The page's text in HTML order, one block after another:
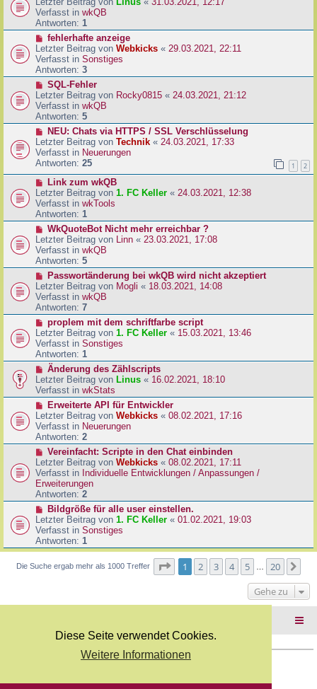
Diese Seite verwendet Cookies.
Weitere Informationen
a
g
i
t
r
a
g
u
e
r
B
e
i
t
a
g
Verfasst in wkQB
Antworten: 1
N
e
u
e
r
B
e
i
t
a
g
fehlerhafte anzeige
Letzter Beitrag von Webkicks « 29.03.2021, 22:11
Verfasst in Sonstiges
Antworten: 3
N
e
u
e
r
B
e
i
t
a
g
SQL-Fehler
Letzter Beitrag von Rocky0815 « 24.03.2021, 21:12
Verfasst in wkQB
Antworten: 5
N
e
u
e
r
B
e
i
t
a
g
NEU: Chats via HTTPS / SSL Verschlüsselung
Letzter Beitrag von Technik « 24.03.2021, 17:33
Verfasst in Neuerungen
Antworten: 25 1 2
N
e
u
e
r
B
e
i
t
a
g
Link zum wkQB
Letzter Beitrag von 1. FC Keller « 24.03.2021, 12:38
Verfasst in wkTools
Antworten: 1
N
e
u
e
r
B
e
i
t
a
g
WkQuoteBot Nicht mehr erreichbar ?
Letzter Beitrag von Linn « 23.03.2021, 17:08
Verfasst in wkQB
Antworten: 5
N
e
u
e
r
B
e
i
t
a
g
Passwortänderung bei wkQB wird nicht akzeptiert
Letzter Beitrag von Mogli « 18.03.2021, 14:08
Verfasst in wkQB
Antworten: 7
N
e
u
e
r
B
e
i
r
a
g
proplem mit dem schriftfarbe script
Letzter Beitrag von 1. FC Keller « 15.03.2021, 13:46
Verfasst in Sonstiges
Antworten: 1
N
e
u
e
r
B
e
i
r
a
g
Änderung des Zählscripts
Letzter Beitrag von Linus « 16.02.2021, 18:10
Verfasst in wkStats
N
e
u
e
r
B
e
i
t
r
a
g
Erweiterte API für Entwickler
Letzter Beitrag von Webkicks « 08.02.2021, 17:16
Verfasst in Neuerungen
Antworten: 2
N
e
u
e
r
B
e
i
t
r
g
Vereinfacht: Scripte in den Chat einbinden
Letzter Beitrag von Webkicks « 08.02.2021, 17:11
Verfasst in Individuelle Entwicklungen / Anpassungen /
Erweiterungen
Antworten: 2
N
e
u
e
r
B
e
r
Bildgröße für alle user einstellen.
Letzter Beitrag von 1. FC Keller « 01.02.2021, 19:03
Verfasst in Sonstiges
Antworten: 1
Die Suche ergab mehr als 1000 Treffer Seite von
1 2 3 4 5 20
Gehe zu
Deutsche Übersetzung durchphpBB.de